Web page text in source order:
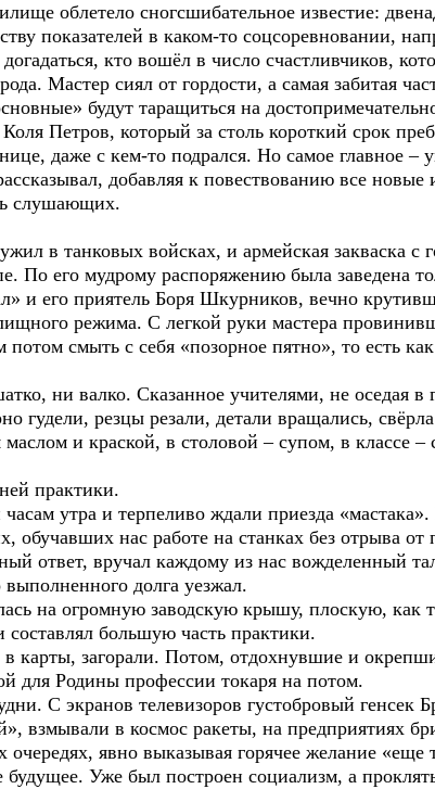
облетело сногсшибательное известие:
показателей в каком-то соцсоревновании,
кто вошёл в число счастливчиков,
Мастер сиял от гордости, а самая забитая
будут таращиться на
Петров, который за столь короткий срок
даже с кем-то подрался. Но самое главное –
добавляя к повествованию все
слушающих.
в танковых войсках, и армейская закваска с
По его мудрому распоряжению была заведена
и его приятель Боря Шкурников, вечно
режима. С легкой руки мастера
смыть с себя «позорное пятно», то есть
ни валко. Сказанное учителями, не оседая в
гудели, резцы резали, детали вращались,
и краской, в столовой – супом, в классе –
практики.
утра и терпеливо ждали приезда «мастака».
обучавших нас работе на станках без отрыва от
ответ, вручал каждому из нас вожделенный
долга уезжал.
на огромную заводскую крышу, плоскую, как
большую часть практики.
карты, загорали. Потом, отдохнувшие и
для Родины профессии токаря на потом.
С экранов телевизоров густобровый генсек
взмывали в космос ракеты, на предприятиях
явно выказывая горячее желание «еще
будущее. Уже был построен социализм, а